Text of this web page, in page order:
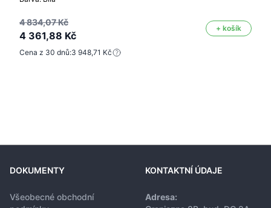
4 834,07 Kč
4 361,88 Kč
+ košík
Cena z 30 dnů:3 948,71 Kč
DOKUMENTY
Všeobecné obchodní
KONTAKTNÍ ÚDAJE
Adresa: